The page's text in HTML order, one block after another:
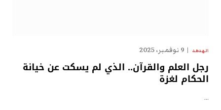
الهدهد 9 نوفمبر، 2025
رجل العلم والقرآن.. الذي لم يسكت عن خيانة
الحكام لغزة
…